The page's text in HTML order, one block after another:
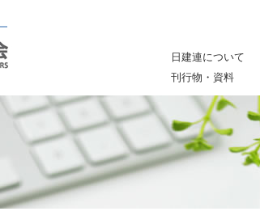
日建連について
刊行物・資料